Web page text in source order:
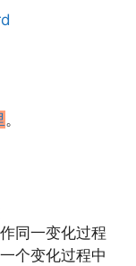
。
同一变化过程
个变化过程中